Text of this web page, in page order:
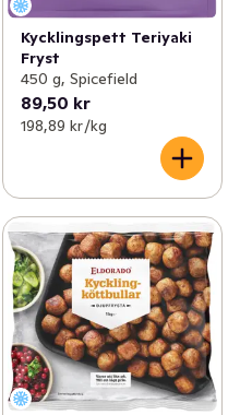
Kycklingspett Teriyaki
Fryst
450 g, Spicefield
89,50 kr
198,89 kr /kg